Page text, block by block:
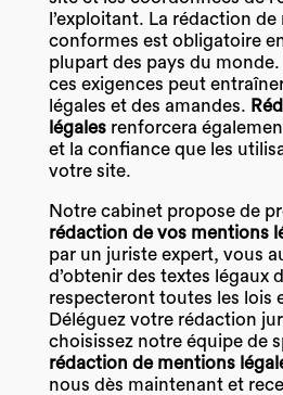
l’exploitant. La rédaction
conformes est obligatoire
plupart des pays du
ces exigences peut
légales et des amandes.
légalesrenforcera
et la confiance que les
votre site.
Notre cabinet propose de
rédaction de vos mentions
par un juriste expert, vous
d’obtenir des textes légaux
respecteront toutes les lois
Déléguez votre rédaction
choisissez notre équipe de
rédaction de mentions
nous dès maintenant et